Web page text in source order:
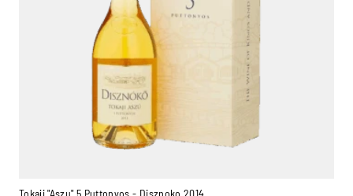
Tokaji "Aszu" 5 Puttonyos - Disznoko 2014